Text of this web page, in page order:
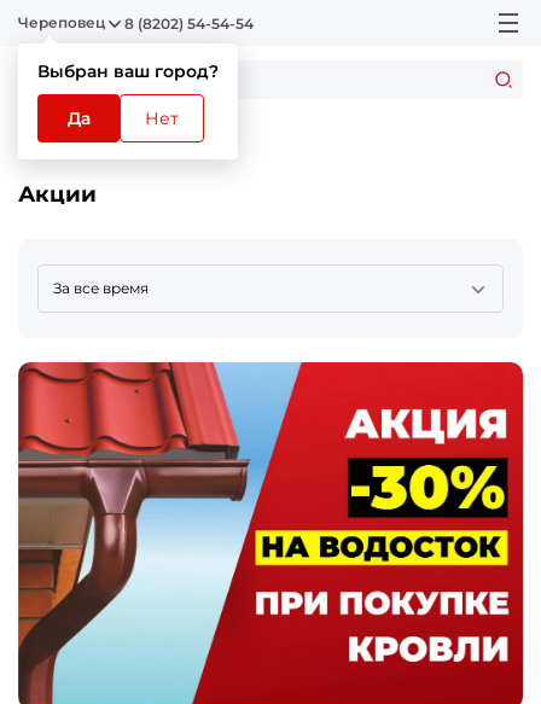
Череповец
Выбран ваш город?
Да Нет
8 (8202) 54-54-54
Главная Акции
Акции
За все время